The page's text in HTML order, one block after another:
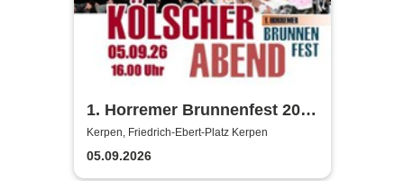
1. Horremer Brunnenfest 2026
- Klüngelköpp, Druckluft,
Planschemalöör, Paveier
Kerpen, Friedrich-Ebert-Platz Kerpen
05.09.2026